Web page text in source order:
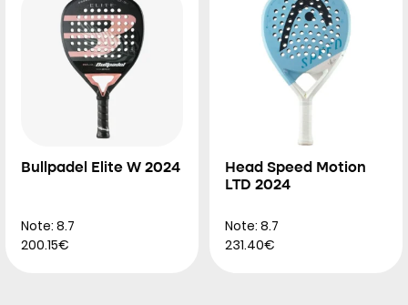
Bullpadel Elite W 2024
Note: 8.7
200.15€
Head Speed Motion
LTD 2024
Note: 8.7
231.40€